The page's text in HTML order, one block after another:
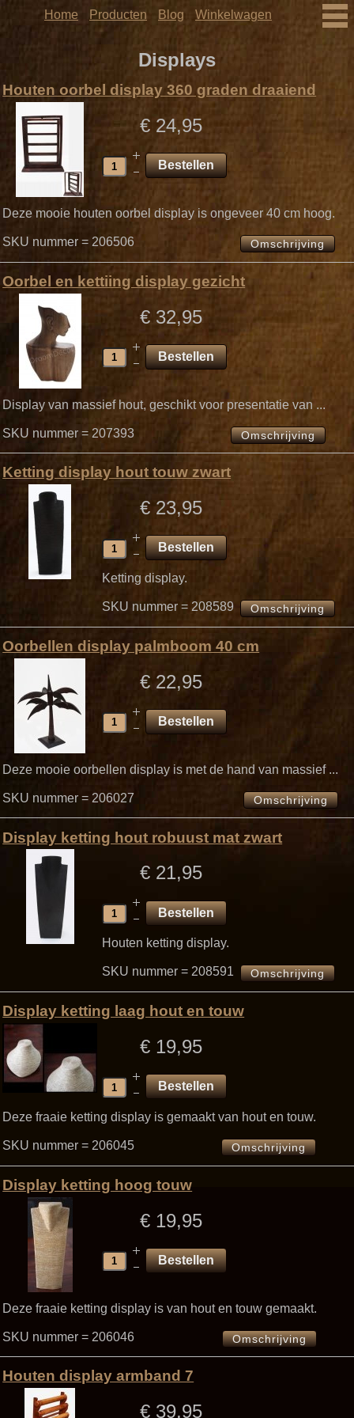
Home Producten Blog Winkelwagen
Displays
Houten oorbel display 360 graden draaiend
€ 24,95
Deze mooie houten oorbel display is ongeveer 40 cm hoog.
SKU nummer = 206506 Omschrijving
Oorbel en kettiing display gezicht
€ 32,95
Display van massief hout, geschikt voor presentatie van ...
SKU nummer = 207393 Omschrijving
Ketting display hout touw zwart
€ 23,95
Ketting display.
SKU nummer = 208589 Omschrijving
Oorbellen display palmboom 40 cm
€ 22,95
Deze mooie oorbellen display is met de hand van massief ...
SKU nummer = 206027 Omschrijving
Display ketting hout robuust mat zwart
€ 21,95
Houten ketting display.
SKU nummer = 208591 Omschrijving
Display ketting laag hout en touw
€ 19,95
Deze fraaie ketting display is gemaakt van hout en touw.
SKU nummer = 206045 Omschrijving
Display ketting hoog touw
€ 19,95
Deze fraaie ketting display is van hout en touw gemaakt.
SKU nummer = 206046 Omschrijving
Houten display armband 7
€ 39,95